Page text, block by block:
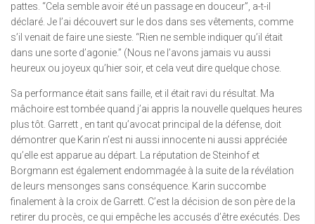
pattes. “Cela semble avoir été un passage en douceur”, a-t-il
déclaré. Je l’ai découvert sur le dos dans ses vêtements, comme
s’il venait de faire une sieste. “Rien ne semble indiquer qu’il était
dans une sorte d’agonie.” (Nous ne l’avons jamais vu aussi
heureux ou joyeux qu’hier soir, et cela veut dire quelque chose.
Sa performance était sans faille, et il était ravi du résultat. Ma
mâchoire est tombée quand j’ai appris la nouvelle quelques heures
plus tôt. Garrett , en tant qu’avocat principal de la défense, doit
démontrer que Karin n’est ni aussi innocente ni aussi appréciée
qu’elle est apparue au départ. La réputation de Steinhof et
Borgmann est également endommagée à la suite de la révélation
de leurs mensonges sans conséquence. Karin succombe
finalement à la croix de Garrett. C’est la décision de son père de la
retirer du procès, ce qui empêche les accusés d’être exécutés. Des